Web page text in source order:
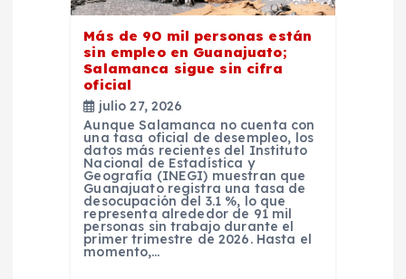
Más de 90 mil personas están
sin empleo en Guanajuato;
Salamanca sigue sin cifra
oficial
julio 27, 2026
Aunque Salamanca no cuenta con
una tasa oficial de desempleo, los
datos más recientes del Instituto
Nacional de Estadística y
Geografía (INEGI) muestran que
Guanajuato registra una tasa de
desocupación del 3.1 %, lo que
representa alrededor de 91 mil
personas sin trabajo durante el
primer trimestre de 2026. Hasta el
momento,…